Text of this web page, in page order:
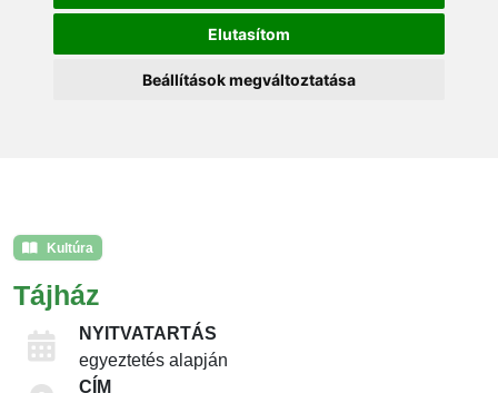
Elutasítom
Beállítások megváltoztatása
Kultúra
Tájház
NYITVATARTÁS
egyeztetés alapján
CÍM